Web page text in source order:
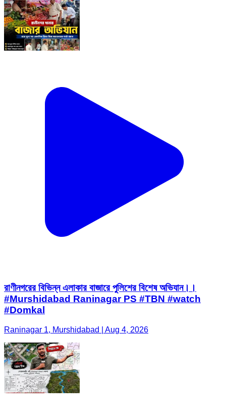
রাণীনগরের বিভিন্ন এলাকার বাজারে পুলিশের বিশেষ অভিযান।।
#Murshidabad Raninagar PS #TBN #watch
#Domkal
Raninagar 1, Murshidabad | Aug 4, 2026